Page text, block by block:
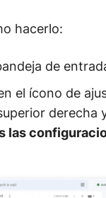
hacerlo:
de
el ícono de
derecha
las